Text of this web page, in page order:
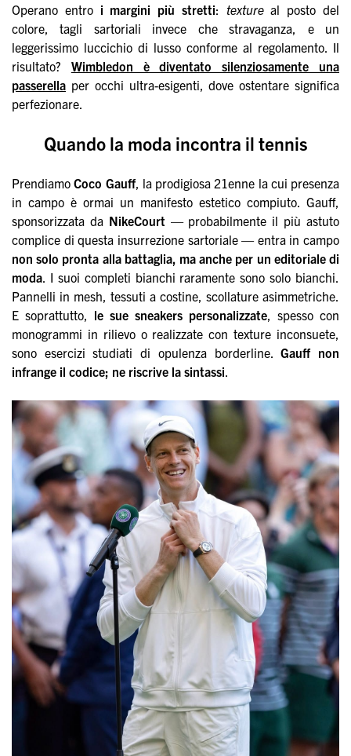
Operano entro i margini più stretti: textureal posto del
colore, tagli sartoriali invece che stravaganza, e un
leggerissimo luccichio di lusso conforme al regolamento. Il
risultato? Wimbledon è diventato silenziosamente una
passerella per occhi ultra-esigenti, dove ostentare significa
perfezionare.
Quando la moda incontra il tennis
PrendiamoCoco Gauff, la prodigiosa 21enne la cui presenza
in campo è ormai un manifesto estetico compiuto. Gauff,
sponsorizzata da NikeCourt — probabilmente il più astuto
complice di questa insurrezione sartoriale — entra in campo
non solo pronta alla battaglia, ma anche per un editoriale di
moda . I suoi completi bianchi raramente sono solo bianchi.
Pannelli in mesh, tessuti a costine, scollature asimmetriche.
E soprattutto, le sue sneakers personalizzate , spesso con
monogrammi in rilievo o realizzate con texture inconsuete,
sono esercizi studiati di opulenza borderline.Gauff non
infrange il codice; ne riscrive la sintassi